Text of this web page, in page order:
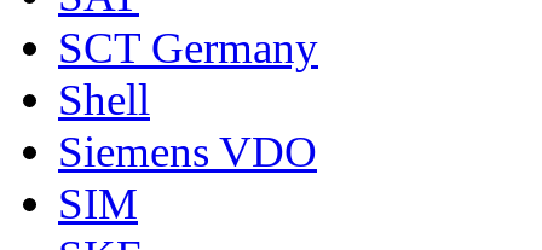
SCT Germany
Shell
Siemens VDO
SIM